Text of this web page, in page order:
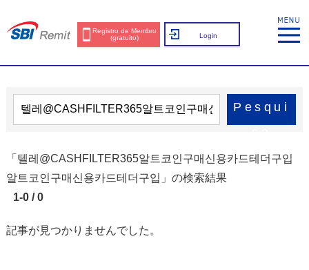
Registro de Membro
(gratuito)
Login
Pesqui
「텔레@CASHFILTER365알트코인구매신용카드테더구입
알트코인구매신용카드테더구입」の検索結果
1-0 / 0
記事が見つかりませんでした。